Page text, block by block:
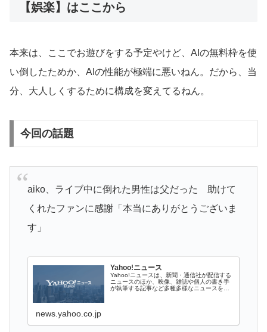
【娯楽】はここから
本来は、ここでお遊びをする予定やけど、AIの無料枠を使
い倒したためか、AIの性能が極端に悪いねん。だから、当
分、大人しくするために構成を変えてるねん。
今回の話題
aiko、ライブ中に倒れた男性は父だった 助けて
くれたファンに感謝「本当にありがとうございま
す」
Yahoo!ニュース
Yahoo!ニュースは、新聞・通信社が配信する
ニュースのほか、映像、雑誌や個人の書き手
が執筆する記事など多種多様なニュースを掲
news.yahoo.co.jp